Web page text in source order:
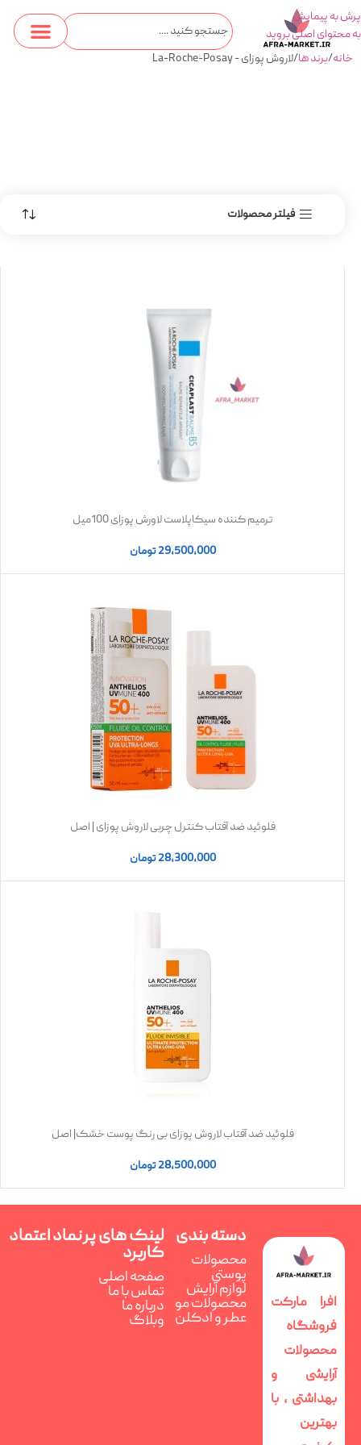
پرش به پیمایش
به محتوای اصلی بروید
خانه برند ها لاروش پوزای - La-Roche-Posay
فیلتر محصولات
ترمیم کننده سیکاپلاست لاورش پوزای 100میل
29,500,000تومان
فلوئید ضد آفتاب کنترل چربی لاروش پوزای | اصل
28,300,000تومان
فلوئید ضد آفتاب لاروش پوزای بی رنگ پوست خشک| اصل
28,500,000تومان
افرا مارکت
فروشگاه
محصولات
آرایشی و
بهداشتی ، با
بهترین
دسته بندی
محصولات
پوستی
لوازم آرایش
محصولات مو
عطر و ادکلن
لینک های پر
کاربرد
صفحه اصلی
تماس با ما
درباره ما
وبلاگ
نماد اعتماد